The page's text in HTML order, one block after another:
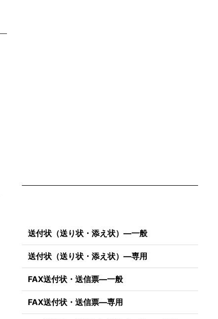
送付状（送り状・添え状）―一般
送付状（送り状・添え状）―専用
FAX送付状・送信票―一般
FAX送付状・送信票―専用